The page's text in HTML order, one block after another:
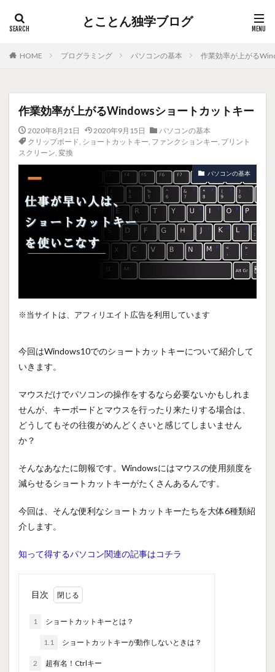
とことん独学ブログ
HOME プログラミング パソコンの基本 作業効率が上がる
作業効率が上がるWindowsショートカットキー
2020年8月21日 2020年9月15日
パソコンの基本
クリップボード, ショートカットキー, ファンクションキー, プリント
スクリーン, 変換
パソコンの基本
※当サイトは、アフィリエイト広告を利用しています
今回はWindows10でのショートカットキーについて紹介して
いきます。
マウスだけでパソコンの操作をするなら必要ないかもしれま
せんが、キーボードとマウスを行ったり来たりする場合は、
どうしてもその往復がめんどくさいと感じてしまいません
か？
そんなあなたに朗報です。Windowsにはマウスの使用頻度を
減らせるショートカットキーがたくさんあるんです。
今回は、そんな便利なショートカットキーたちを大体6種類紹
介します。
知って得するパソコン関連の記事はコチラ
目次
1 ショートカットキーとは？
1.1 ショートカットキーが動作しないときは？
2 超有名！Ctrlキー